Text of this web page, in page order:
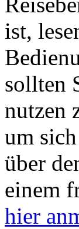
ist,
sollten
nutzen
um
über
einem
hier